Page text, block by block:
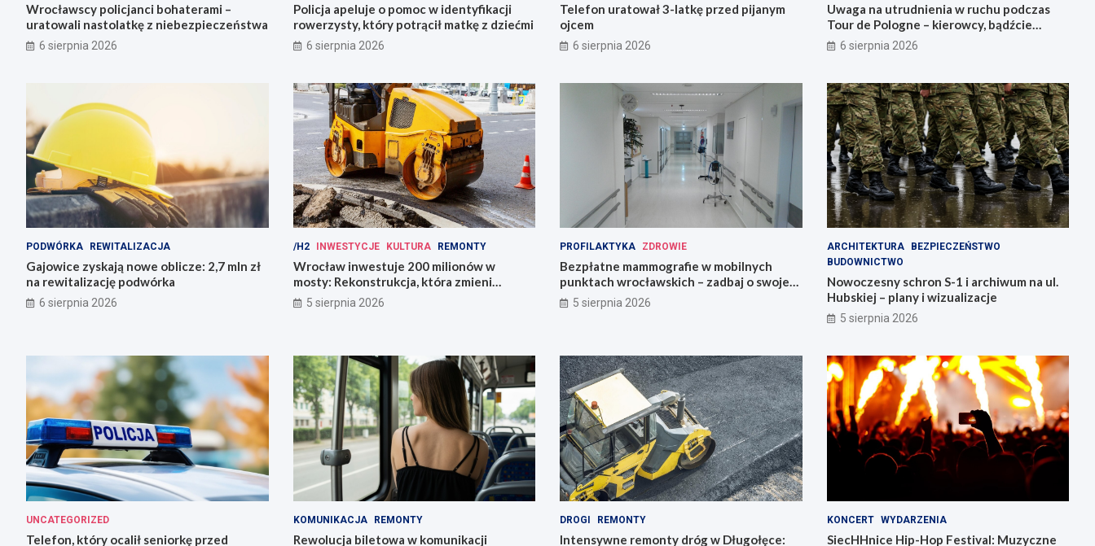
Wrocławscy policjanci bohaterami –
uratowali nastolatkę z niebezpieczeństwa
6 sierpnia 2026
Policja apeluje o pomoc w identyfikacji
rowerzysty, który potrącił matkę z dziećmi
6 sierpnia 2026
Telefon uratował 3-latkę przed pijanym
ojcem
6 sierpnia 2026
Uwaga na utrudnienia w ruchu podczas
Tour de Pologne – kierowcy, bądźcie
przygotowani!
6 sierpnia 2026
PODWÓRKA REWITALIZACJA
Gajowice zyskają nowe oblicze: 2,7 mln zł
na rewitalizację podwórka
6 sierpnia 2026
/H2 INWESTYCJE KULTURA REMONTY
Wrocław inwestuje 200 milionów w
mosty: Rekonstrukcja, która zmieni
miasto!
5 sierpnia 2026
PROFILAKTYKA ZDROWIE
Bezpłatne mammografie w mobilnych
punktach wrocławskich – zadbaj o swoje
zdrowie!
5 sierpnia 2026
ARCHITEKTURA
BEZPIECZEŃSTWO
BUDOWNICTWO
Nowoczesny schron S-1 i archiwum na ul.
Hubskiej – plany i wizualizacje
5 sierpnia 2026
UNCATEGORIZED
Telefon, który ocalił seniorkę przed
KOMUNIKACJA REMONTY
Rewolucja biletowa w komunikacji
DROGI REMONTY
Intensywne remonty dróg w Długołęce:
KONCERT WYDARZENIA
SiecHHnice Hip-Hop Festival: Muzyczne